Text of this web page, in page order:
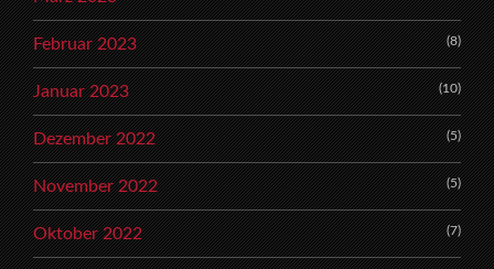
Februar 2023 (8)
Januar 2023 (10)
Dezember 2022 (5)
November 2022 (5)
Oktober 2022 (7)